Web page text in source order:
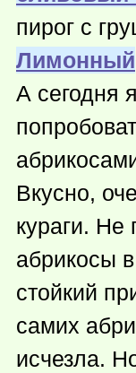
пирог с
Лимонный
А сегодня
Вкусно,
кураги.
абрикосы
стойкий
самих
исчезла.